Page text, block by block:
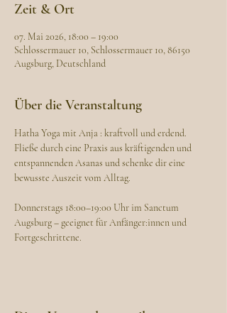
Zeit & Ort
07. Mai 2026, 18:00 – 19:00
Schlossermauer 10, Schlossermauer 10, 86150
Augsburg, Deutschland
Über die Veranstaltung
Hatha Yoga mit Anja : kraftvoll und erdend.
Fließe durch eine Praxis aus kräftigenden und
entspannenden Asanas und schenke dir eine
bewusste Auszeit vom Alltag.
Donnerstags 18:00–19:00 Uhr im Sanctum
Augsburg – geeignet für Anfänger:innen und
Fortgeschrittene.